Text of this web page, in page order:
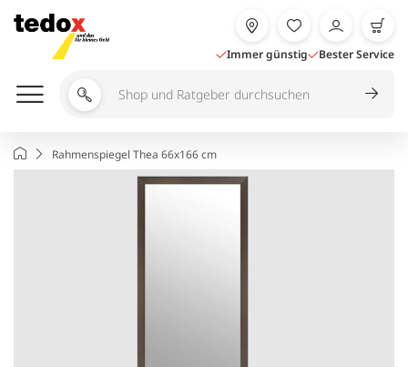
Inhalt
springen
Immer günstig Bester Service
Shop
durchsuchen
StartseiteRahmenspiegel Thea 66x166 cm